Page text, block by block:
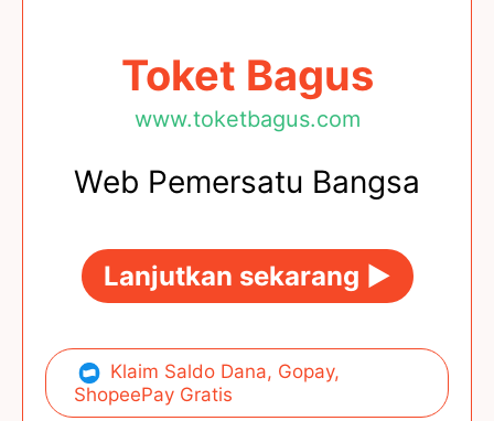
Toket Bagus
www.toketbagus.com
Web Pemersatu Bangsa
Lanjutkan sekarang ►
Klaim Saldo Dana, Gopay,
ShopeePay Gratis